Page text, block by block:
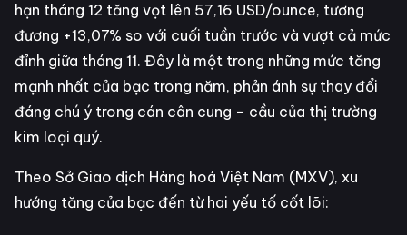
hạn tháng 12 tăng vọt lên 57,16 USD/ounce, tương
đương +13,07% so với cuối tuần trước và vượt cả mức
đỉnh giữa tháng 11. Đây là một trong những mức tăng
mạnh nhất của bạc trong năm, phản ánh sự thay đổi
đáng chú ý trong cán cân cung – cầu của thị trường
kim loại quý.
Theo Sở Giao dịch Hàng hoá Việt Nam (MXV), xu
hướng tăng của bạc đến từ hai yếu tố cốt lõi: